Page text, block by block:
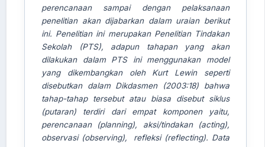
perencanaan sampai dengan pelaksanaan
penelitian akan dijabarkan dalam uraian berikut
ini. Penelitian ini merupakan Penelitian Tindakan
Sekolah (PTS), adapun tahapan yang akan
dilakukan dalam PTS ini menggunakan model
yang dikembangkan oleh Kurt Lewin seperti
disebutkan dalam Dikdasmen (2003:18) bahwa
tahap-tahap tersebut atau biasa disebut siklus
(putaran) terdiri dari empat komponen yaitu,
perencanaan (planning), aksi/tindakan (acting),
observasi (observing), refleksi (reflecting). Data